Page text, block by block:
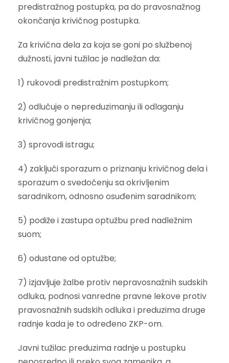
predistražnog postupka, pa do pravosnažnog
okončanja krivičnog postupka.
Za krivična dela za koja se goni po službenoj
dužnosti, javni tužilac je nadležan da:
1) rukovodi predistražnim postupkom;
2) odlučuje o nepreduzimanju ili odlaganju
krivičnog gonjenja;
3) sprovodi istragu;
4) zaključi sporazum o priznanju krivičnog dela i
sporazum o svedočenju sa okrivljenim
saradnikom, odnosno osuđenim saradnikom;
5) podiže i zastupa optužbu pred nadležnim
suom;
6) odustane od optužbe;
7) izjavljuje žalbe protiv nepravosnažnih sudskih
odluka, podnosi vanredne pravne lekove protiv
pravosnažnih sudskih odluka i preduzima druge
radnje kada je to određeno ZKP-om.
Javni tužilac preduzima radnje u postupku